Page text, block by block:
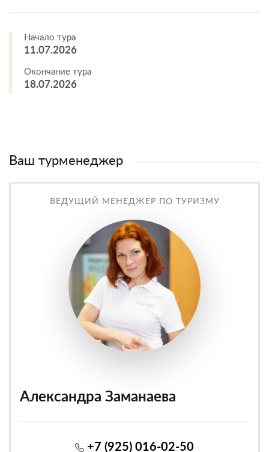
Начало тура
11.07.2026
Окончание тура
18.07.2026
Ваш турменеджер
ВЕДУЩИЙ МЕНЕДЖЕР ПО ТУРИЗМУ
Александра Заманаева
+7 (925) 016-02-50